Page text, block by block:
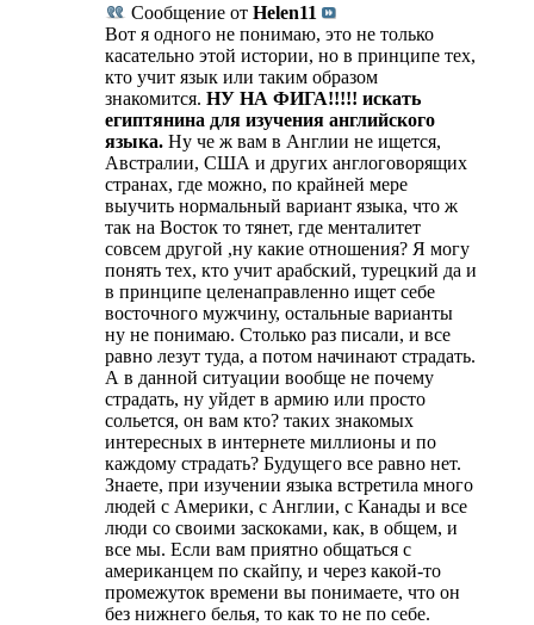
Сообщение от Helen11
Вот я одного не понимаю, это не только
касательно этой истории, но в принципе тех,
кто учит язык или таким образом
знакомится. НУ НА ФИГА!!!!! искать
египтянина для изучения английского
языка. Ну че ж вам в Англии не ищется,
Австралии, США и других англоговорящих
странах, где можно, по крайней мере
выучить нормальный вариант языка, что ж
так на Восток то тянет, где менталитет
совсем другой ,ну какие отношения? Я могу
понять тех, кто учит арабский, турецкий да и
в принципе целенаправленно ищет себе
восточного мужчину, остальные варианты
ну не понимаю. Столько раз писали, и все
равно лезут туда, а потом начинают страдать.
А в данной ситуации вообще не почему
страдать, ну уйдет в армию или просто
сольется, он вам кто? таких знакомых
интересных в интернете миллионы и по
каждому страдать? Будущего все равно нет.
Знаете, при изучении языка встретила много
людей с Америки, с Англии, с Канады и все
люди со своими заскоками, как, в общем, и
все мы. Если вам приятно общаться с
американцем по скайпу, и через какой-то
промежуток времени вы понимаете, что он
без нижнего белья, то как то не по себе.